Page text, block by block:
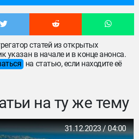
статей из открытых
указан в начале и в конце анонса.
на статью, если находите её
на ту же тему
31.12.2023 / 04:00